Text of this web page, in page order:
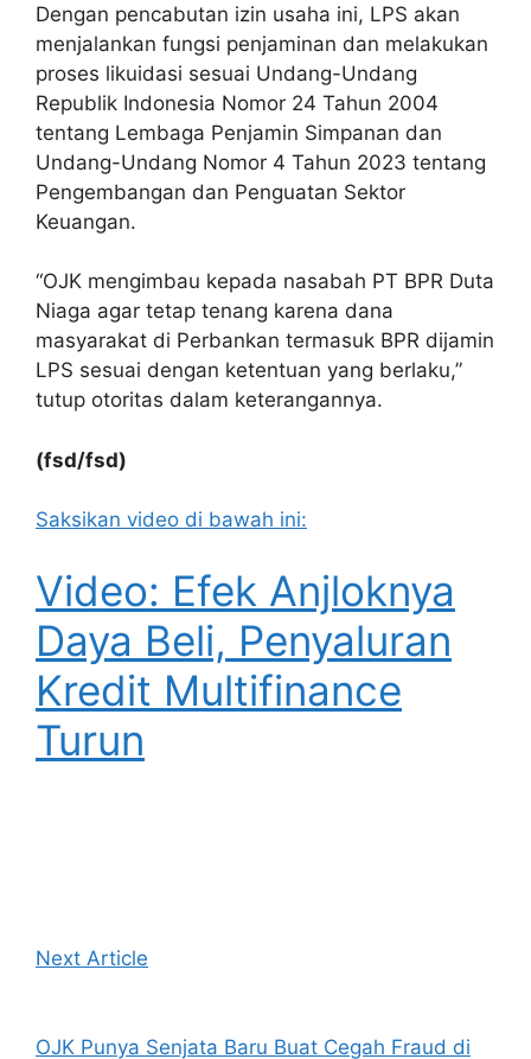
Dengan pencabutan izin usaha ini, LPS akan
menjalankan fungsi penjaminan dan melakukan
proses likuidasi sesuai Undang-Undang
Republik Indonesia Nomor 24 Tahun 2004
tentang Lembaga Penjamin Simpanan dan
Undang-Undang Nomor 4 Tahun 2023 tentang
Pengembangan dan Penguatan Sektor
Keuangan.
“OJK mengimbau kepada nasabah PT BPR Duta
Niaga agar tetap tenang karena dana
masyarakat di Perbankan termasuk BPR dijamin
LPS sesuai dengan ketentuan yang berlaku,”
tutup otoritas dalam keterangannya.
(fsd/fsd)
Saksikan video di bawah ini:
Video: Efek Anjloknya
Daya Beli, Penyaluran
Kredit Multifinance
Turun
Next Article
OJK Punya Senjata Baru Buat Cegah Fraud di